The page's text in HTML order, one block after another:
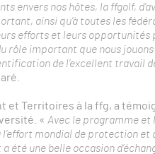
envers nos hôtes, la ffgolf,
ainsi qu’à toutes les
efforts et leurs opportunités
rôle important que nous
de l’excellent travail
et Territoires à la ffg, a
« Avec le programme
mondial de protection et
été une belle occasion